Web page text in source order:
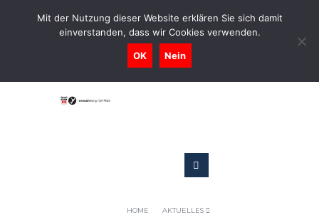
0731-9716400
Geschaeftsstelle@tennis-tsv-pfuhl.de
HOME AKTUELLES
Mit der Nutzung dieser Website erklären Sie sich damit
einverstanden, dass wir Cookies verwenden.
OK Nein